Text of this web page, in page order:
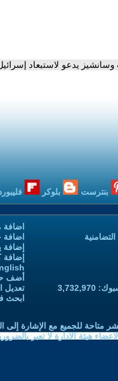
بنترست بلوكر
اضافة
إضافة
إضافة
أضف
تعديل
ابحث
متاحة للجميع مع الإشارة إلى
هيئة الادارة لا تعبر